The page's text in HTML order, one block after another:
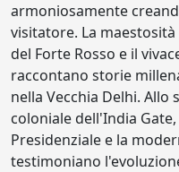
armoniosamente
visitatore. La
del Forte Rosso e il
raccontano storie
nella Vecchia Delhi. Allo
coloniale dell'India
Presidenziale e la
testimoniano